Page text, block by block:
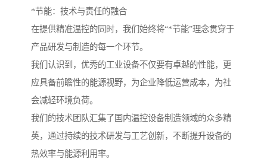
*节能：技术与责任的融合
在提供精准温控的同时，我们始终将“*节能”理念贯穿于
产品研发与制造的每一个环节。
我们认识到，优秀的工业设备不仅要有卓越的性能，更
应具备前瞻性的能源视野，为企业降低运营成本，为社
会减轻环境负荷。
我们的技术团队汇集了国内温控设备制造领域的众多精
英，通过持续的技术研发与工艺创新，不断提升设备的
热效率与能源利用率。